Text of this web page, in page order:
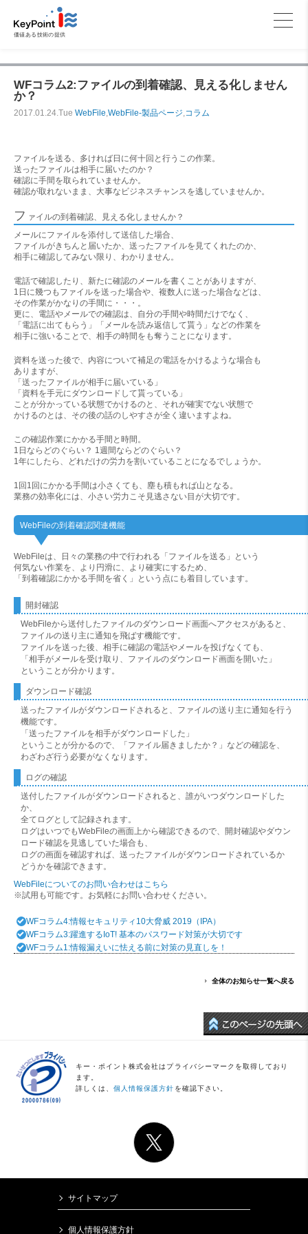
価値ある技術の提供
WFコラム2:ファイルの到着確認、見える化しません
か？
2017.01.24.Tue WebFile WebFile-製品ページ コラム
ファイルを送る、多ければ日に何十回と行うこの作業。
送ったファイルは相手に届いたのか？
確認に手間を取られていませんか。
確認が取れないまま、大事なビジネスチャンスを逃していませんか。
フ ァイルの到着確認、見える化しませんか？
メールにファイルを添付して送信した場合、
ファイルがきちんと届いたか、送ったファイルを見てくれたのか、
相手に確認してみない限り、わかりません。
電話で確認したり、新たに確認のメールを書くことがありますが、
1日に幾つもファイルを送った場合や、複数人に送った場合などは、
その作業がかなりの手間に・・・。
更に、電話やメールでの確認は、自分の手間や時間だけでなく、
「電話に出てもらう」「メールを読み返信して貰う」などの作業を
相手に強いることで、相手の時間をも奪うことになります。
資料を送った後で、内容について補足の電話をかけるような場合も
ありますが、
「送ったファイルが相手に届いている」
「資料を手元にダウンロードして貰っている」
ことが分かっている状態でかけるのと、それが確実でない状態で
かけるのとは、その後の話のしやすさが全く違いますよね。
この確認作業にかかる手間と時間。
1日ならどのぐらい？ 1週間ならどのぐらい？
1年にしたら、どれだけの労力を割いていることになるでしょうか。
1回1回にかかる手間は小さくても、塵も積もれば山となる。
業務の効率化には、小さい労力こそ見逃さない目が大切です。
WebFileの到着確認関連機能
WebFileは、日々の業務の中で行われる「ファイルを送る」という
何気ない作業を、より円滑に、より確実にするため、
「到着確認にかかる手間を省く」という点にも着目しています。
開封確認
WebFileから送付したファイルのダウンロード画面へアクセスがあると、
ファイルの送り主に通知を飛ばす機能です。
ファイルを送った後、相手に確認の電話やメールを投げなくても、
「相手がメールを受け取り、ファイルのダウンロード画面を開いた」
ということが分かります。
ダウンロード確認
送ったファイルがダウンロードされると、ファイルの送り主に通知を行う
機能です。
「送ったファイルを相手がダウンロードした」
ということが分かるので、「ファイル届きましたか？」などの確認を、
わざわざ行う必要がなくなります。
ログの確認
送付したファイルがダウンロードされると、誰がいつダウンロードした
か、
全てログとして記録されます。
ログはいつでもWebFileの画面上から確認できるので、開封確認やダウン
ロード確認を見逃していた場合も、
ログの画面を確認すれば、送ったファイルがダウンロードされているか
どうかを確認できます。
WebFileについてのお問い合わせはこちら
※試用も可能です。お気軽にお問い合わせください。
WFコラム4:情報セキュリティ10大脅威 2019（IPA）
WFコラム3:躍進するIoT! 基本のパスワード対策が大切です
WFコラム1:情報漏えいに怯える前に対策の見直しを！
全体のお知らせ一覧へ戻る
キー・ポイント株式会社はプライバシーマークを取得しており
ます。
詳しくは、個人情報保護方針 を確認下さい。
サイトマップ
個人情報保護方針